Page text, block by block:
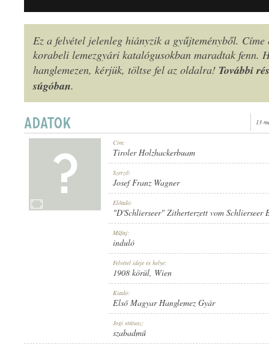
MŰFAJ: INDULÓ
1908 KÖRÜL
ELSŐ MAGYAR HANGLEMEZ GYÁR
Ez a felvétel jelenleg hiányzik a gyűjteményből. Címe
korabeli lemezgyári katalógusokban maradtak fenn.
hanglemezen, kérjük, töltse fel az oldalra! További
súgóban.
13
Cím:
Tiroler Holzhackerbuam
Szerző:
Josef Franz Wagner
Előadó:
"D'Schlierseer" Zitherterzett vom Schlierseer
Műfaj:
induló
Felvétel ideje és helye:
1908 körül, Wien
Kiadó:
Első Magyar Hanglemez Gyár
Jogi státusz:
szabadmű